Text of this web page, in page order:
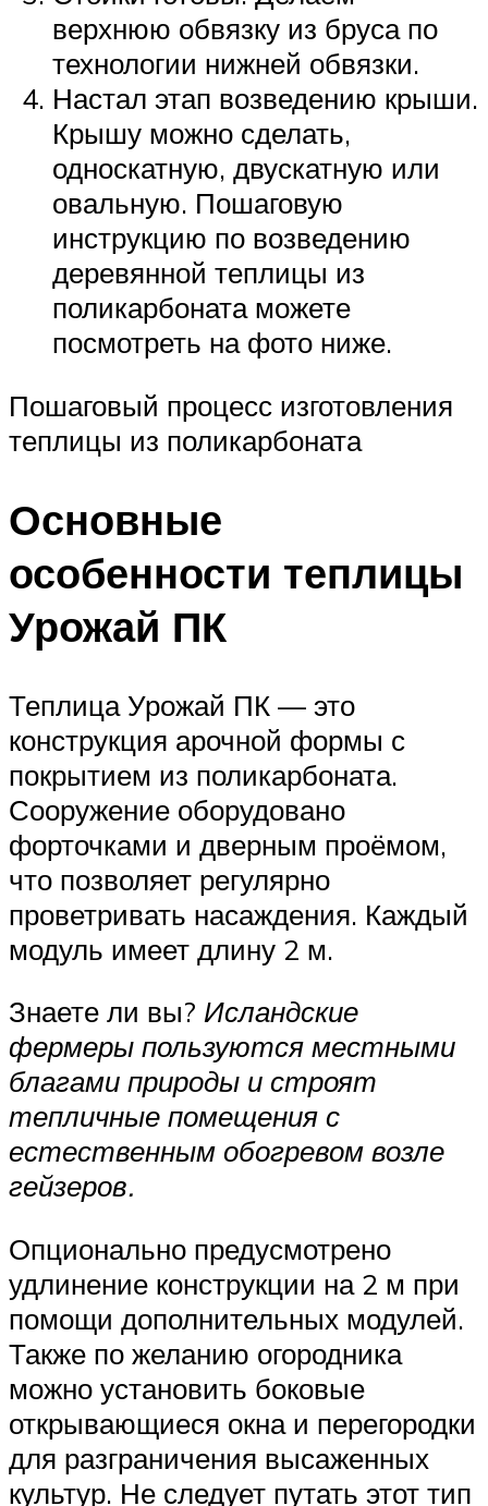
верхнюю обвязку из бруса по
технологии нижней обвязки.
Настал этап возведению крыши.
Крышу можно сделать,
односкатную, двускатную или
овальную. Пошаговую
инструкцию по возведению
деревянной теплицы из
поликарбоната можете
посмотреть на фото ниже.
Пошаговый процесс изготовления
теплицы из поликарбоната
Основные
особенности теплицы
Урожай ПК
Теплица Урожай ПК — это
конструкция арочной формы с
покрытием из поликарбоната.
Сооружение оборудовано
форточками и дверным проёмом,
что позволяет регулярно
проветривать насаждения. Каждый
модуль имеет длину 2 м.
Знаете ли вы? Исландские
фермеры пользуются местными
благами природы и строят
тепличные помещения с
естественным обогревом возле
гейзеров.
Опционально предусмотрено
удлинение конструкции на 2 м при
помощи дополнительных модулей.
Также по желанию огородника
можно установить боковые
открывающиеся окна и перегородки
для разграничения высаженных
культур. Не следует путать этот тип